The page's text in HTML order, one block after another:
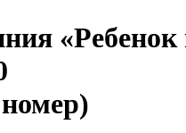
«Ребенок